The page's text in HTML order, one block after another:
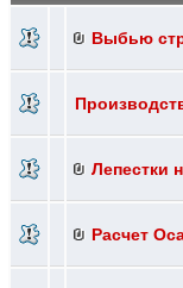
Выбью
Лепестки
Расчет